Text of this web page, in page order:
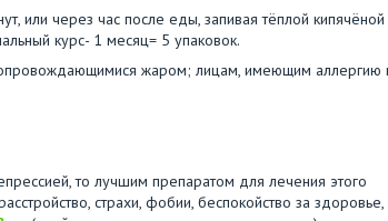
или через час после еды, запивая тёплой кипячёной
курс- 1 месяц= 5 упаковок.
жаром; лицам, имеющим аллергию
то лучшим препаратом для лечения этого
страхи, фобии, беспокойство за здоровье,